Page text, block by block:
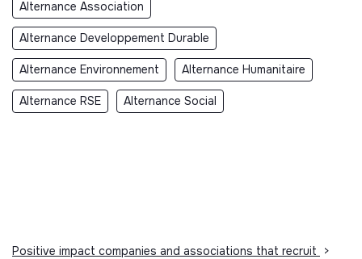
Alternance Association
Alternance Developpement Durable
Alternance Environnement Alternance Humanitaire
Alternance RSE Alternance Social
Positive impact companies and associations that recruit
>